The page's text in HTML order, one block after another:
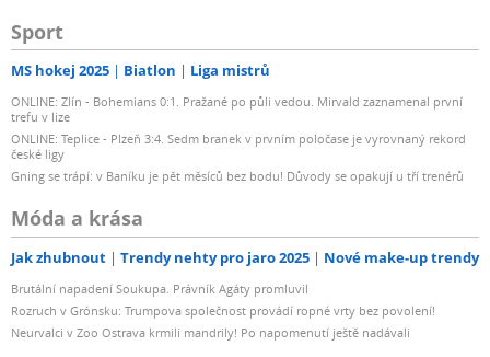
Sport
MS hokej 2025 Biatlon Liga mistrů
ONLINE: Zlín - Bohemians 0:1. Pražané po půli vedou. Mirvald zaznamenal první
trefu v lize
ONLINE: Teplice - Plzeň 3:4. Sedm branek v prvním poločase je vyrovnaný rekord
české ligy
Gning se trápí: v Baníku je pět měsíců bez bodu! Důvody se opakují u tří trenérů
Móda a krása
Jak zhubnout Trendy nehty pro jaro 2025 Nové make-up trendy
Brutální napadení Soukupa. Právník Agáty promluvil
Rozruch v Grónsku: Trumpova společnost provádí ropné vrty bez povolení!
Neurvalci v Zoo Ostrava krmili mandrily! Po napomenutí ještě nadávali